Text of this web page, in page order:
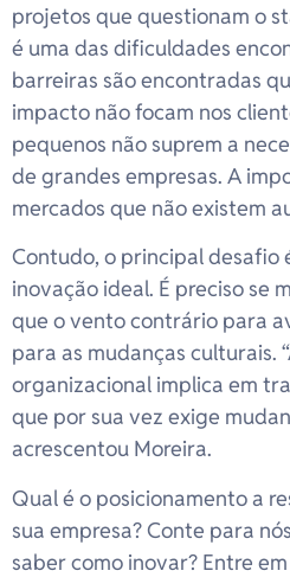
projetos que questionam o
é uma das dificuldades
barreiras são encontradas
impacto não focam nos
pequenos não suprem a
de grandes empresas. A
mercados que não existem
Contudo, o principal desafio
inovação ideal. É preciso se
que o vento contrário para
para as mudanças culturais.
organizacional implica em
que por sua vez exige
acrescentou Moreira.
Qual é o posicionamento a
sua empresa? Conte para
saber como inovar? Entre